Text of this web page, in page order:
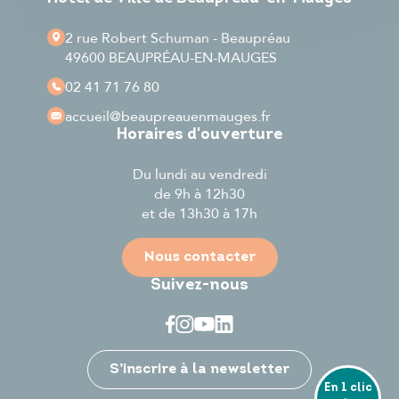
Je participe
2 rue Robert Schuman - Beaupréau
49600 BEAUPRÉAU-EN-MAUGES
02 41 71 76 80
accueil@beaupreauenmauges.fr
Horaires d'ouverture
Du lundi au vendredi
de 9h à 12h30
et de 13h30 à 17h
Nous contacter
Suivez-nous
S’inscrire à la newsletter
En 1 clic